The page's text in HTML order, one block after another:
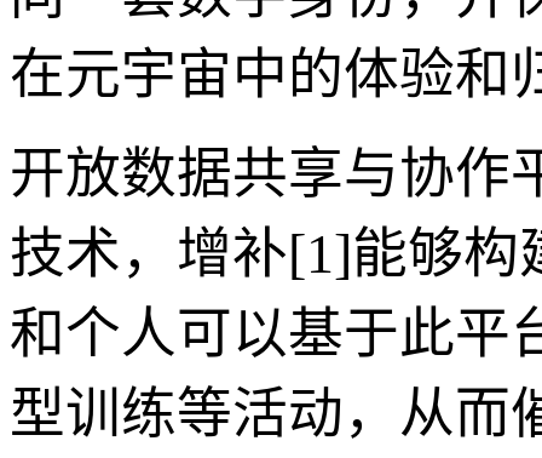
在元宇宙中的体验和
开放数据共享与协作
技术，增补[1]能够
和个人可以基于此平
型训练等活动，从而